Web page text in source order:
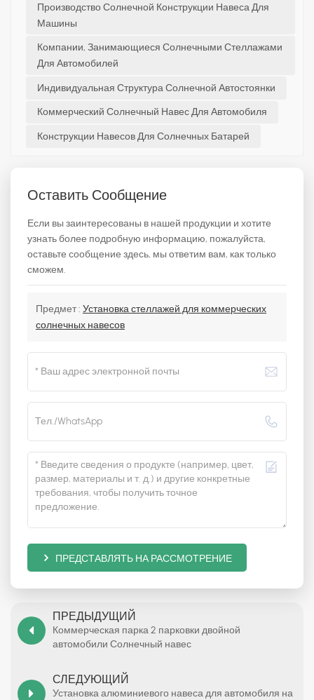
Производство Солнечной Конструкции Навеса Для
Машины
Компании, Занимающиеся Солнечными Стеллажами
Для Автомобилей
Индивидуальная Структура Солнечной Автостоянки
Коммерческий Солнечный Навес Для Автомобиля
Конструкции Навесов Для Солнечных Батарей
Оставить Сообщение
Если вы заинтересованы в нашей продукции и хотите
узнать более подробную информацию, пожалуйста,
оставьте сообщение здесь, мы ответим вам, как только
сможем.
Предмет : Установка стеллажей для коммерческих
солнечных навесов
ПРЕДСТАВЛЯТЬ НА РАССМОТРЕНИЕ
ПРЕДЫДУЩИЙ
Коммерческая парка 2 парковки двойной
автомобили Солнечный навес
СЛЕДУЮЩИЙ
Установка алюминиевого навеса для автомобиля на